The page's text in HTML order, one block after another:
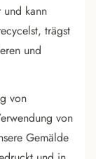
und kann
trägst
und
von
von
Gemälde